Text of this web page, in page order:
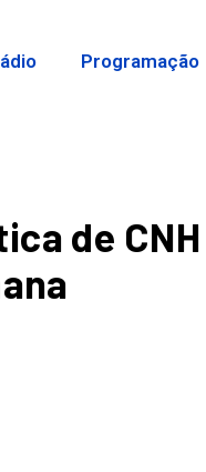
Programação
de